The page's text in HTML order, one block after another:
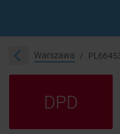
Warszawa
DPD